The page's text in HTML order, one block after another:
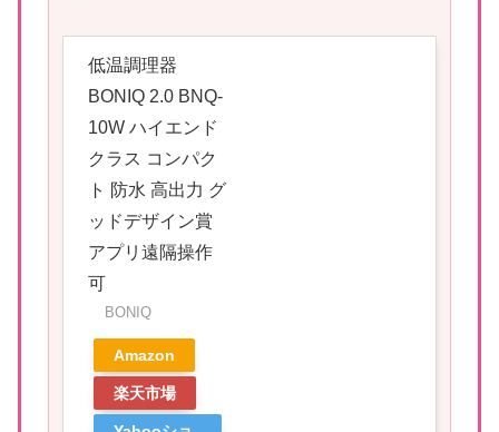
低温調理器
BONIQ 2.0 BNQ-
10W ハイエンド
クラス コンパク
ト 防水 高出力 グ
ッドデザイン賞
アプリ遠隔操作
可
BONIQ
Amazon
楽天市場